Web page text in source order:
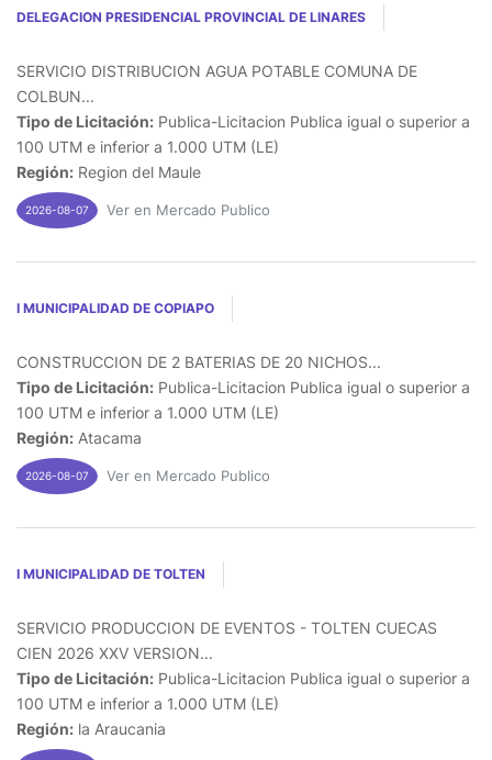
DELEGACION PRESIDENCIAL PROVINCIAL DE LINARES
SERVICIO DISTRIBUCION AGUA POTABLE COMUNA DE
COLBUN...
Tipo de Licitación: Publica-Licitacion Publica igual o superior a
100 UTM e inferior a 1.000 UTM (LE)
Región: Region del Maule
2026-08-07 Ver en Mercado Publico
I MUNICIPALIDAD DE COPIAPO
CONSTRUCCION DE 2 BATERIAS DE 20 NICHOS...
Tipo de Licitación: Publica-Licitacion Publica igual o superior a
100 UTM e inferior a 1.000 UTM (LE)
Región: Atacama
2026-08-07 Ver en Mercado Publico
I MUNICIPALIDAD DE TOLTEN
SERVICIO PRODUCCION DE EVENTOS - TOLTEN CUECAS
CIEN 2026 XXV VERSION...
Tipo de Licitación: Publica-Licitacion Publica igual o superior a
100 UTM e inferior a 1.000 UTM (LE)
Región: la Araucania